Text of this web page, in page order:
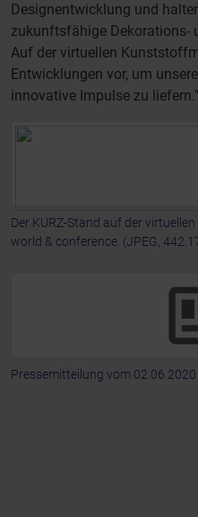
Designentwicklung und
zukunftsfähige Dekorations-
Auf der virtuellen
Entwicklungen vor, um
innovative Impulse zu liefern."
Der KURZ-Stand auf der
world & conference. (JPEG,
Pressemitteilung vom